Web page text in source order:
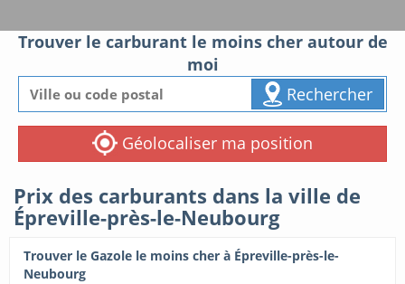
Trouver le carburant le moins cher autour de
moi
Rechercher
Géolocaliser ma position
Prix des carburants dans la ville de
Épreville-près-le-Neubourg
Trouver le Gazole le moins cher à Épreville-près-le-
Neubourg